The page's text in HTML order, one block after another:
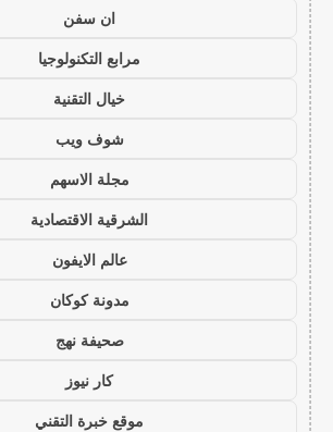
ان سفن
مرابع التكنولوجيا
خيال التقنية
شوف ويب
مجلة الاسهم
الشرقية الاقتصادية
عالم الايفون
مدونة كوكان
صحيفة نهج
كار نيوز
موقع خبرة التقني